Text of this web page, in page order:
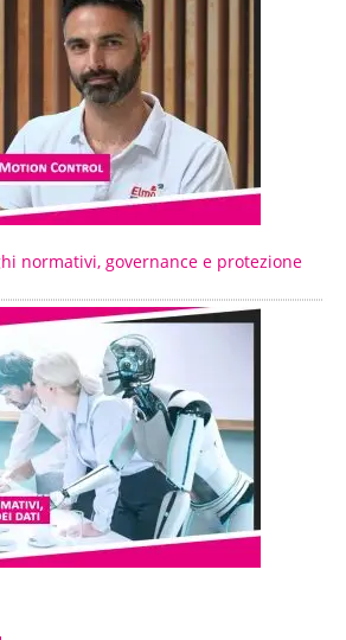
normativi, governance e protezione